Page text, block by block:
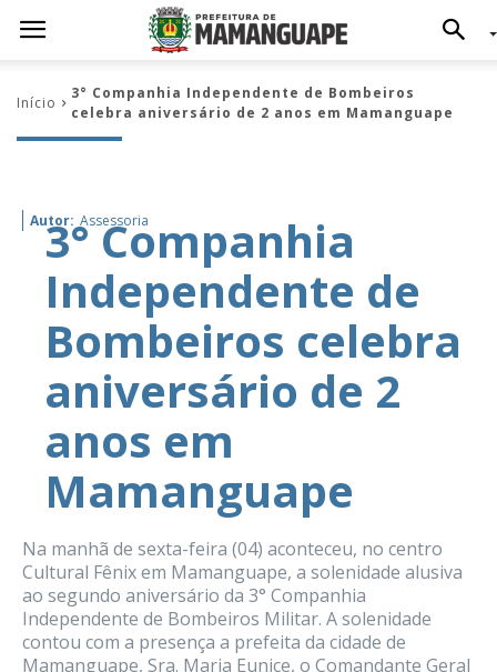
Início
3° Companhia Independente de Bombeiros
celebra aniversário de 2 anos em Mamanguape
Autor: Assessoria
3° Companhia
Independente de
Bombeiros celebra
aniversário de 2
anos em
Mamanguape
Na manhã de sexta-feira (04) aconteceu, no centro
Cultural Fênix em Mamanguape, a solenidade alusiva
ao segundo aniversário da 3° Companhia
Independente de Bombeiros Militar. A solenidade
contou com a presença a prefeita da cidade de
Mamanguape, Sra. Maria Eunice, o Comandante Geral